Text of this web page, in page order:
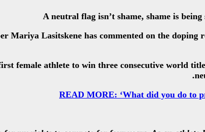
Mariya Lasitskene has commented on the
female athlete to win three consecutive world
READ MORE: ‘What did you do to